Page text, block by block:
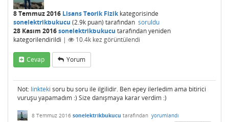
8 Temmuz 2016 Lisans Teorik Fizikkategorisinde
sonelektrikbukucu (2.9k puan) tarafından soruldu
28 Kasım 2016sonelektrikbukucu tarafındanyeniden
kategorilendirildi | 10.4k kez görüntülendi
Cevap Yorum
Not: linkteki soru bu soru ile ilgilidir. Ben epey ilerledim ama bitirici
vuruşu yapamadım :) Size danışmaya karar verdim :)
8 Temmuz 2016 sonelektrikbukucu tarafından yorumlandı